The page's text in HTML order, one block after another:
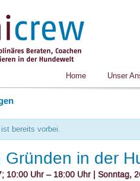
Home Unser
bereits vorbei.
Gründen in der
10:00 Uhr – 18:00 Uhr | Sonntag,